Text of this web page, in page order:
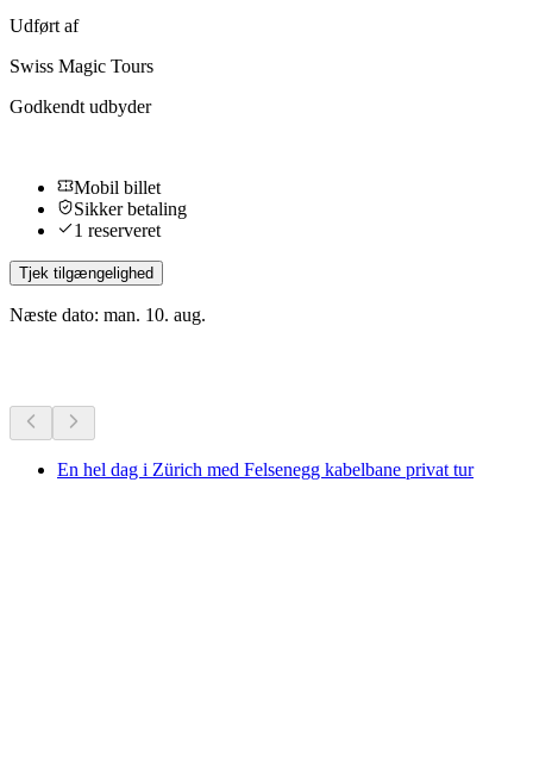
Udført af
Swiss Magic Tours
Godkendt udbyder
Mobil billet
Sikker betaling
1 reserveret
Tjek tilgængelighed
Næste dato: man. 10. aug.
En hel dag i Zürich med Felsenegg kabelbane privat tur